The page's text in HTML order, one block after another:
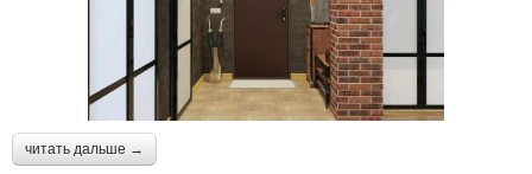
читать дальше →